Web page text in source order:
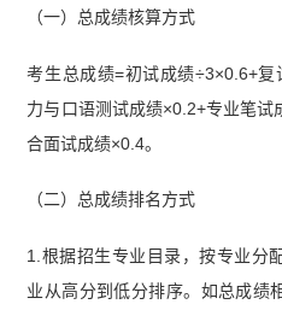
（一）总成绩核算方式
考生总成绩=初试成绩÷3×0.6+
力与口语测试成绩×0.2+专业笔
合面试成绩×0.4。
（二）总成绩排名方式
1.根据招生专业目录，按专业分
业从高分到低分排序。如总成绩